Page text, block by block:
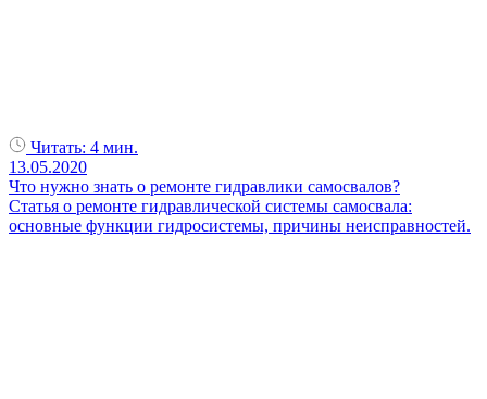
Читать: 4 мин.
13.05.2020
Что нужно знать о ремонте гидравлики самосвалов?
Статья о ремонте гидравлической системы самосвала:
основные функции гидросистемы, причины неисправностей.